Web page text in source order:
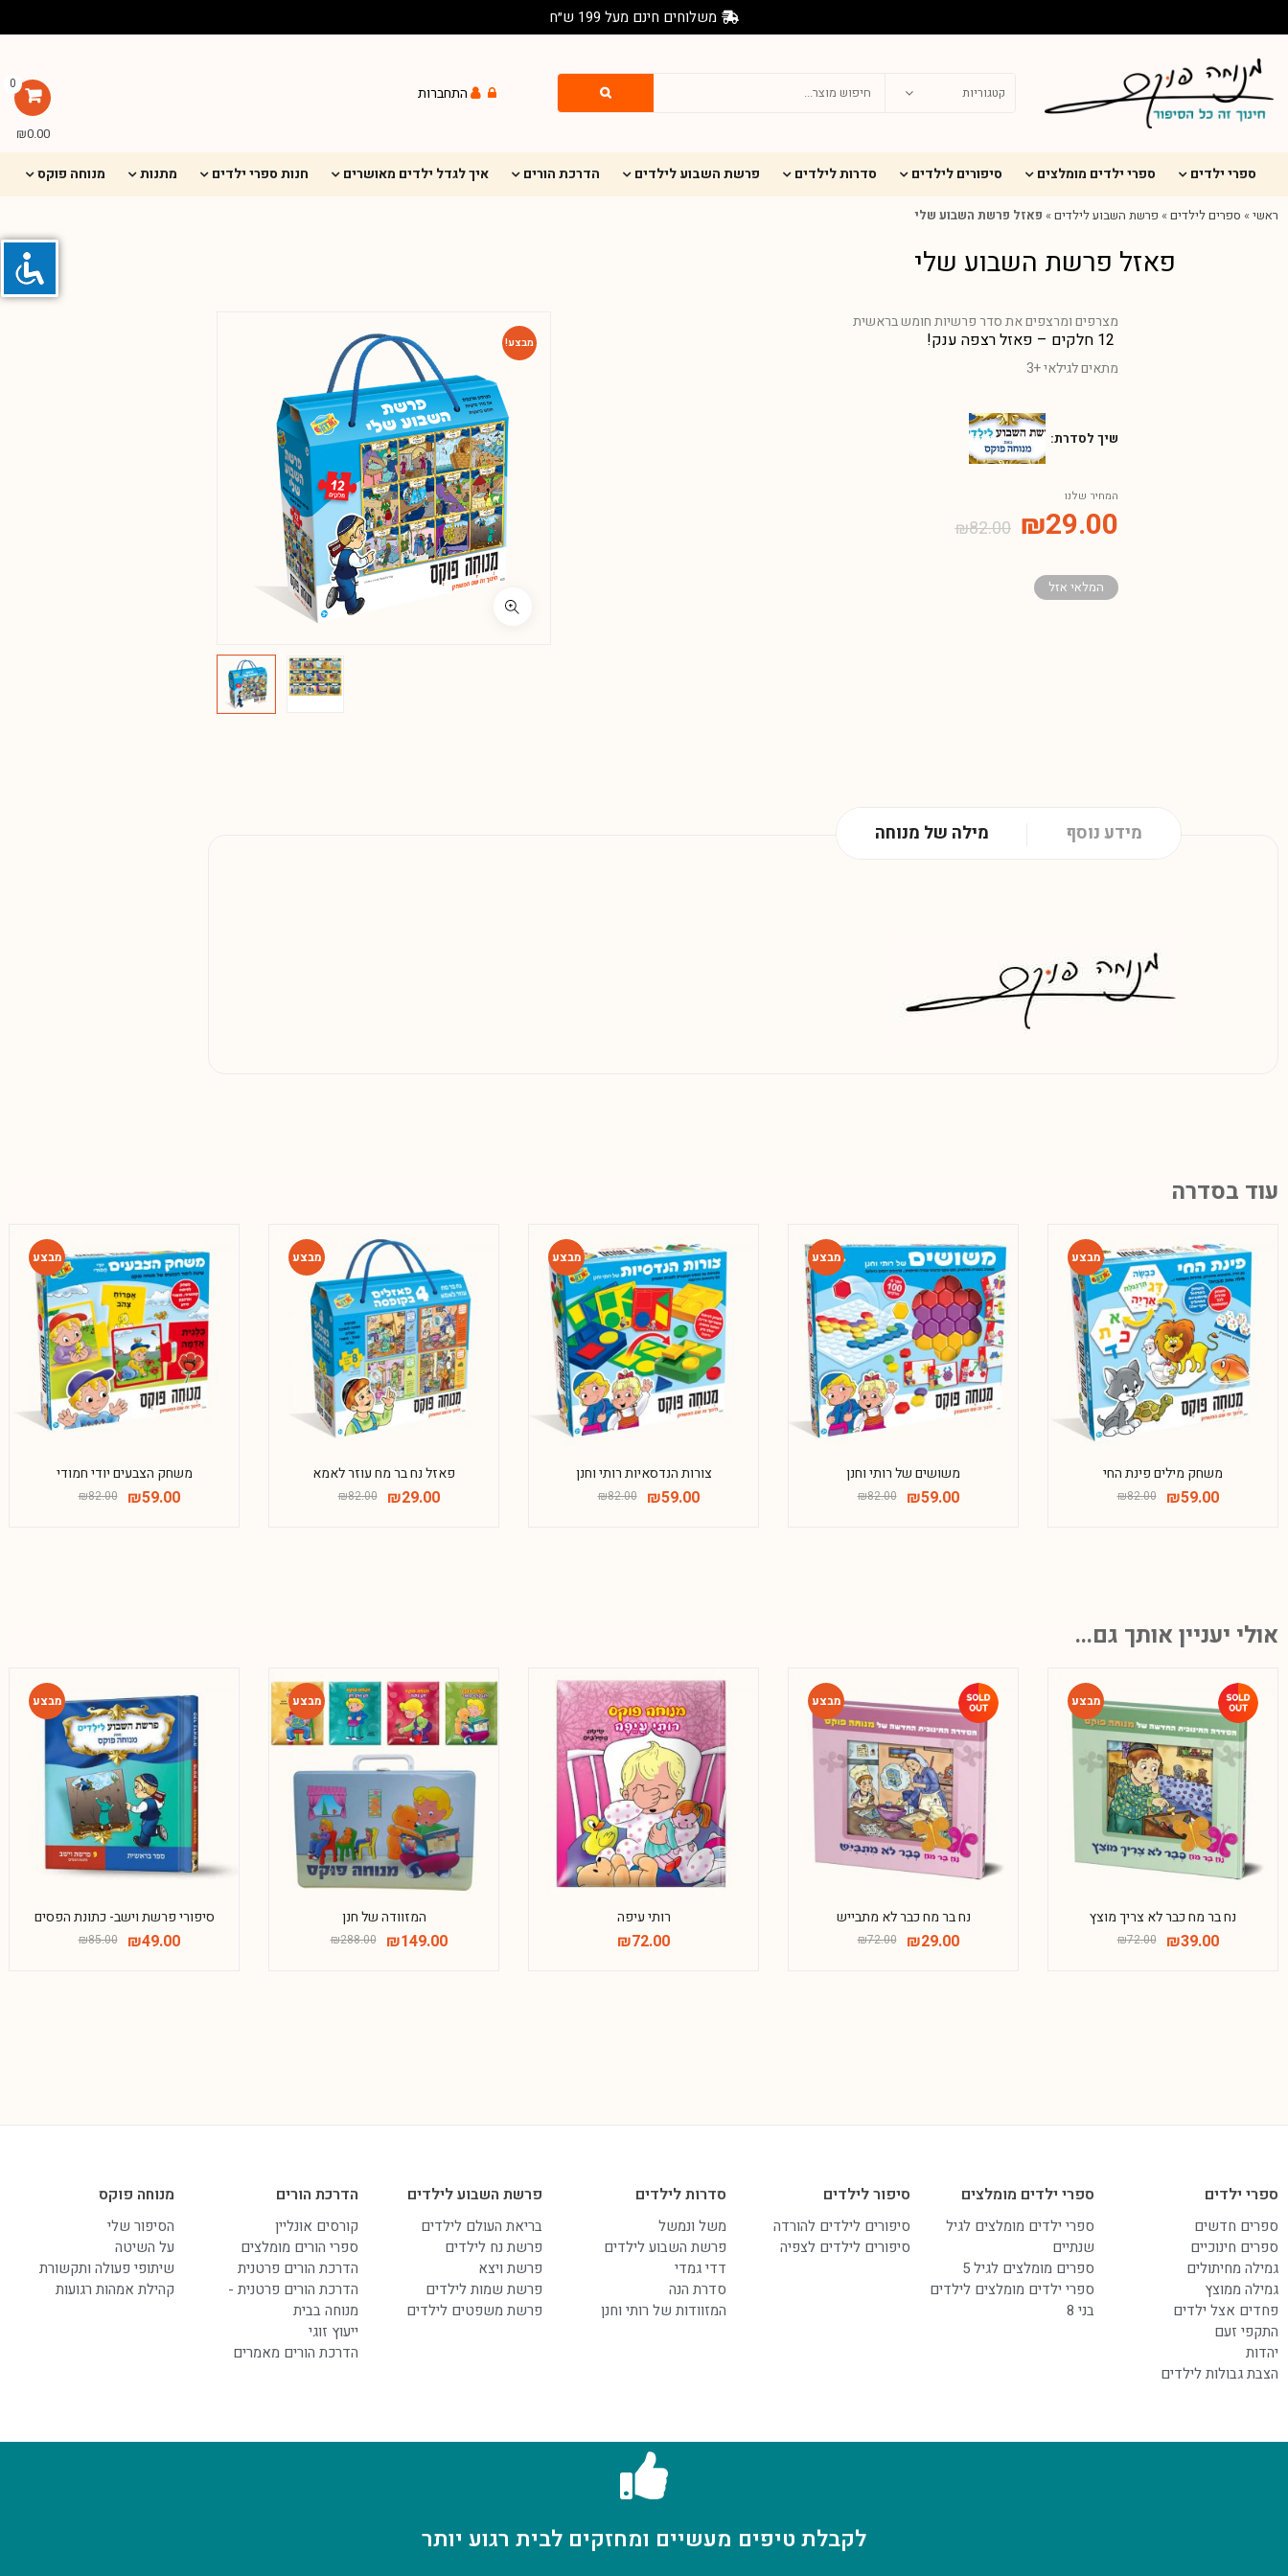
משלוחים חינם מעל 199 ש״ח
התחברות 0
₪0.00
ספרי ילדים ספרי ילדים מומלצים סיפורים לילדים סדרות לילדים פרשת השבוע לילדים הדרכת הורים איך לגדל ילדים מאושרים חנות ספרי ילדים מתנות מנוחה פוקס
ראשי» ספרים לילדים» פרשת השבוע לילדים» פאזל פרשת השבוע שלי
פאזל פרשת השבוע שלי
מצרפים ומרצפים את סדר פרשיות חומש בראשית
מתאים לגילאי +3
שיך לסדרת:
המחיר שלנו
₪82.00 ₪29.00
המלאי אזל
מבצע!
מילה של מנוחה מידע נוסף
עוד בסדרה
-28%
משחק הצבעים יודי חמודי
₪82.00 ₪59.00
-65%
פאזל נח בר מח עוזר לאמא
₪82.00 ₪29.00
-28%
צורות הנדסאיות רותי וחנן
₪82.00 ₪59.00
-28%
משושים של רותי וחנן
₪82.00 ₪59.00
-28%
משחק מילים פינת החי
₪82.00 ₪59.00
אולי יעניין אותך גם...
-42%
סיפורי פרשת וישב- כתונת הפסים
₪85.00 ₪49.00
-48%
המזוודה של חנן
₪288.00 ₪149.00
רותי עיפה
₪72.00
נח בר מח כבר לא מתבייש
₪72.00 ₪29.00
נח בר מח כבר לא צריך מוצץ
₪72.00 ₪39.00
ספרי ילדים
ספרים חדשים
ספרים חינוכיים
גמילה מחיתולים
גמילה ממוצץ
פחדים אצל ילדים
התקפי זעם
יהדות
הצבת גבולות לילדים
ספרי ילדים מומלצים
ספרי ילדים מומלצים לגיל
שנתיים
ספרים מומלצים לגיל 5
ספרי ילדים מומלצים לילדים
בני 8
סיפור לילדים
סיפורים לילדים להורדה
סיפורים לילדים לצפיה
סדרות לילדים
משל ונמשל
פרשת השבוע לילדים
דדי גמדי
סדרת הנה
המזוודות של רותי וחנן
פרשת השבוע לילדים
בריאת העולם לילדים
פרשת נח לילדים
פרשת ויצא
פרשת שמות לילדים
פרשת משפטים לילדים
הדרכת הורים
קורסים אונליין
ספרי הורים מומלצים
הדרכת הורים פרטנית
הדרכת הורים פרטנית -
מנוחה בבית
ייעוץ זוגי
הדרכת הורים מאמרים
מנוחה פוקס
הסיפור שלי
על השיטה
שיתופי פעולה ותקשורת
קהילת אמהות רגועות
לקבלת טיפים מעשיים ומחזקים לבית רגוע יותר